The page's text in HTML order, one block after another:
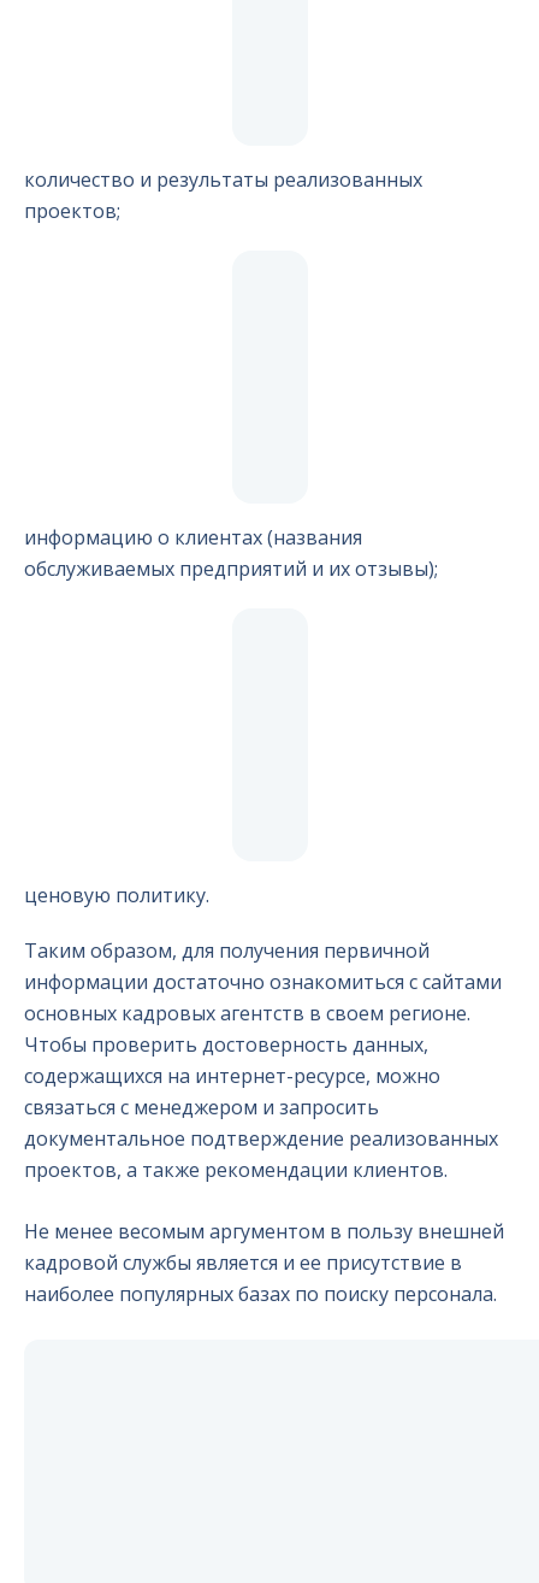
количество и результаты реализованных
проектов;
информацию о клиентах (названия
обслуживаемых предприятий и их отзывы);
ценовую политику.
Таким образом, для получения первичной
информации достаточно ознакомиться с сайтами
основных кадровых агентств в своем регионе.
Чтобы проверить достоверность данных,
содержащихся на интернет-ресурсе, можно
связаться с менеджером и запросить
документальное подтверждение реализованных
проектов, а также рекомендации клиентов.
Не менее весомым аргументом в пользу внешней
кадровой службы является и ее присутствие в
наиболее популярных базах по поиску персонала.